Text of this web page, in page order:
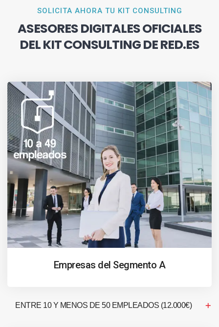
SOLICITA AHORA TU KIT CONSULTING
ASESORES DIGITALES OFICIALES
DEL KIT CONSULTING DE RED.ES
Empresas del Segmento A
ENTRE 10 Y MENOS DE 50 EMPLEADOS (12.000€)